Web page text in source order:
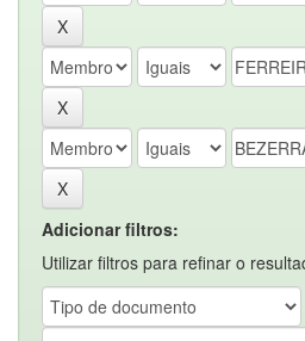
Adicionar filtros:
Utilizar filtros para refinar o